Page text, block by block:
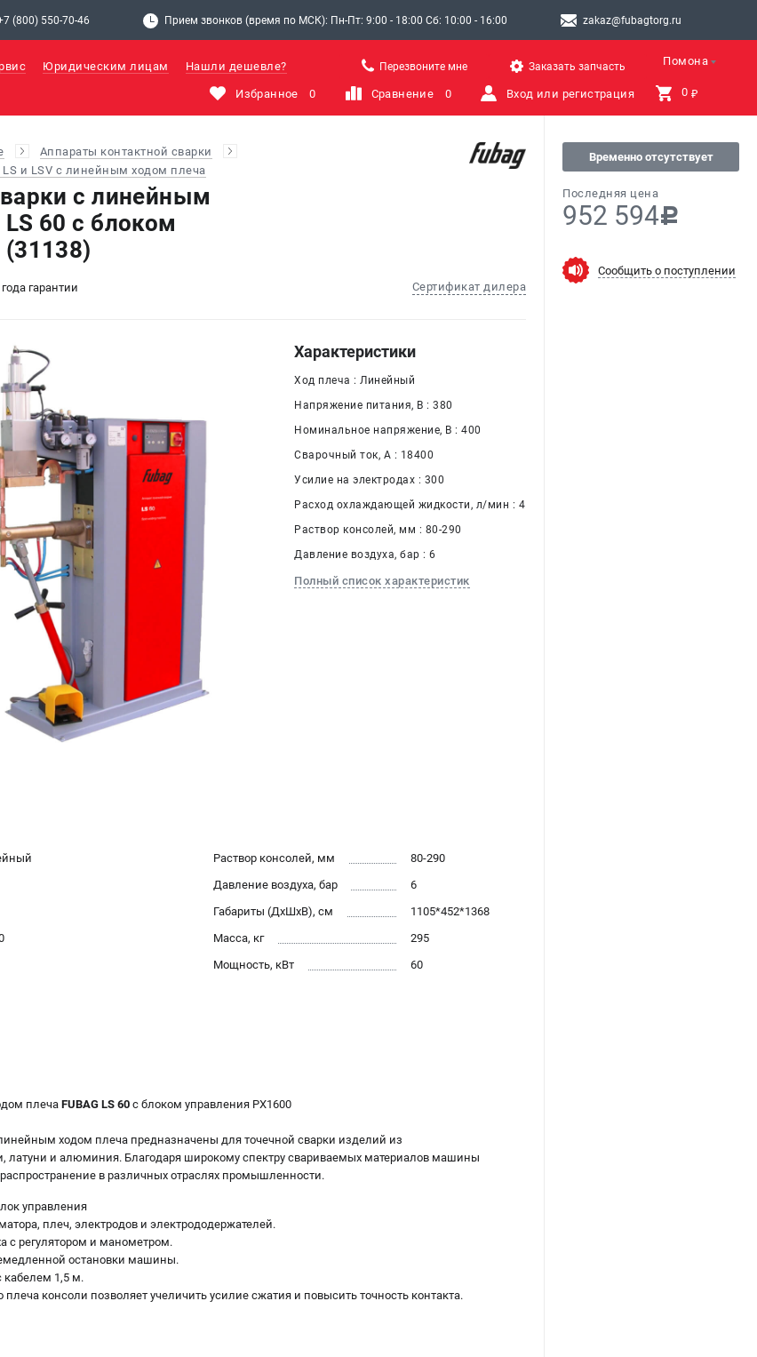
(800) 550-70-46 Прием звонков (время по МСК): Пн-Пт: 9:00 - 18:00 Сб: 10:00 - 16:00 zakaz@fubagtorg.ru
Помона
Юридическим лицам Нашли дешевле? Перезвоните мне Заказать запчасть
Избранное 0 Сравнение 0 Вход или регистрация 0 ₽
Аппараты контактной сварки
и LSV с линейным ходом плеча
c линейным
60 с блоком
(31138)
Сертификат дилера
гарантии
Временно отсутствует
Последняя цена
952 594c
Сообщить о поступлении
Характеристики
Ход плеча : Линейный
Напряжение питания, В : 380
Номинальное напряжение, В : 400
Сварочный ток, А : 18400
Усилие на электродах : 300
Расход охлаждающей жидкости, л/мин : 4
Раствор консолей, мм : 80-290
Давление воздуха, бар : 6
Полный список характеристик
Раствор консолей, мм
80-290
Давление воздуха, бар
6
Габариты (ДхШхВ), см
1105*452*1368
Масса, кг
295
Мощность, кВт
60
плеча FUBAG LS 60 с блоком управления PX1600
ходом плеча предназначены для точечной сварки изделий из
латуни и алюминия. Благодаря широкому спектру свариваемых материалов машины
в различных отраслях промышленности.
управления
плеч, электродов и электрододержателей.
c регулятором и манометром.
остановки машины.
кабелем 1,5 м.
консоли позволяет учеличить усилие сжатия и повысить точность контакта.